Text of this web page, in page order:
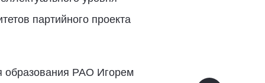
партийного проекта
образования РАО Игорем